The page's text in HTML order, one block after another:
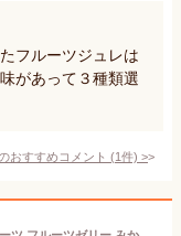
フルーツジュレは
があって３種類選
おすすめコメント (1件) >